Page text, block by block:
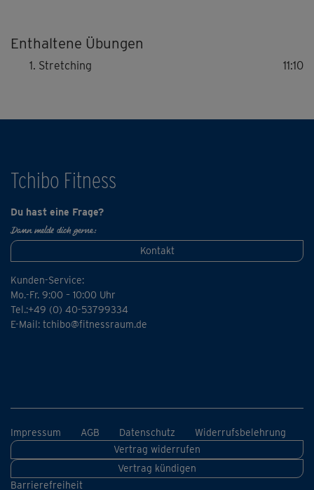
Kraftausdauer-Training, ist aber auch herrlich erholsam
nach einem anstrengenden (Arbeits-)Tag.
Enthaltene Übungen
Stretching 11:10
Tchibo Fitness
Du hast eine Frage?
Dann melde dich gerne:
Kontakt
Kunden-Service:
Mo.-Fr. 9:00 – 10:00 Uhr
Tel.:+49 (0) 40-53799334
E-Mail: tchibo@fitnessraum.de
Impressum AGB Datenschutz
Widerrufsbelehrung
Vertrag widerrufen
Vertrag kündigen
Barrierefreiheit